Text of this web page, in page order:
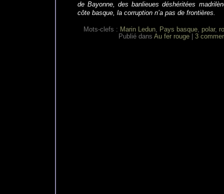
de Bayonne, des banlieues déshéritées
côte basque, la corruption n’a pas de frontières.
Mots-clefs : Marin Ledun, Pays basque, polar,
Publié dans Au fer rouge| 3